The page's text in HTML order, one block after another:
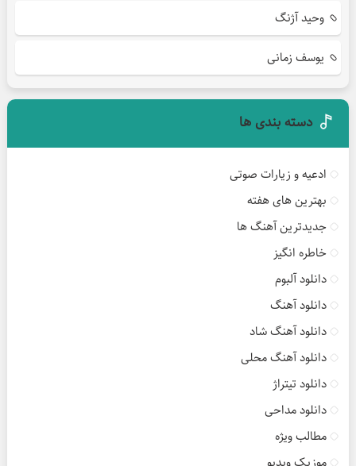
وحید آژنگ
یوسف زمانی
دسته بندی ها
ادعیه و زیارات صوتی
بهترین های هفته
جدیدترین آهنگ ها
خاطره انگیز
دانلود آلبوم
دانلود آهنگ
دانلود آهنگ شاد
دانلود آهنگ محلی
دانلود تیتراژ
دانلود مداحی
مطالب ویژه